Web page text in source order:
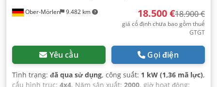
Ober-Mörlen 9.482 km 18.500 €18.900 €
giá cố định chưa bao gồm thuế
GTGT
Yêu cầu Gọi điện
Tình trạng: đã qua sử dụng, công suất: 1 kW (1,36 mã lực),
cấu hình trục: 4x4, Năm sản xuất: 2000, giờ hoạt động: